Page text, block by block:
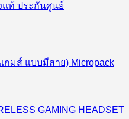
กมส์ แบบมีสาย) Micropack